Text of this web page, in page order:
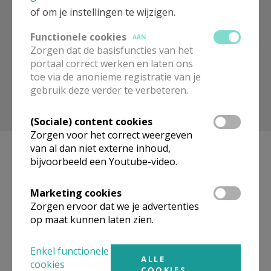
Zoek op trefwoord
Geen producten gevonden.
Pagina's
« eerste 74
of om je instellingen te wijzigen.
Functionele cookies
AAN
Zorgen dat de basisfuncties van het
portaal correct werken en laten ons
toe via de anonieme registratie van je
gebruik deze verder te verbeteren.
(Sociale) content cookies
Zorgen voor het correct weergeven
van al dan niet externe inhoud,
bijvoorbeeld een Youtube-video.
Marketing cookies
Zorgen ervoor dat we je advertenties
op maat kunnen laten zien.
Enkel functionele
cookies
ALLE